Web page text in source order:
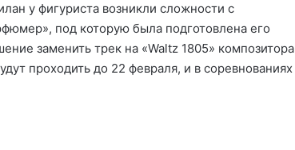
у фигуриста возникли сложности с
под которую была подготовлена его
заменить трек на «Waltz 1805» композитора
проходить до 22 февраля, и в соревнованиях